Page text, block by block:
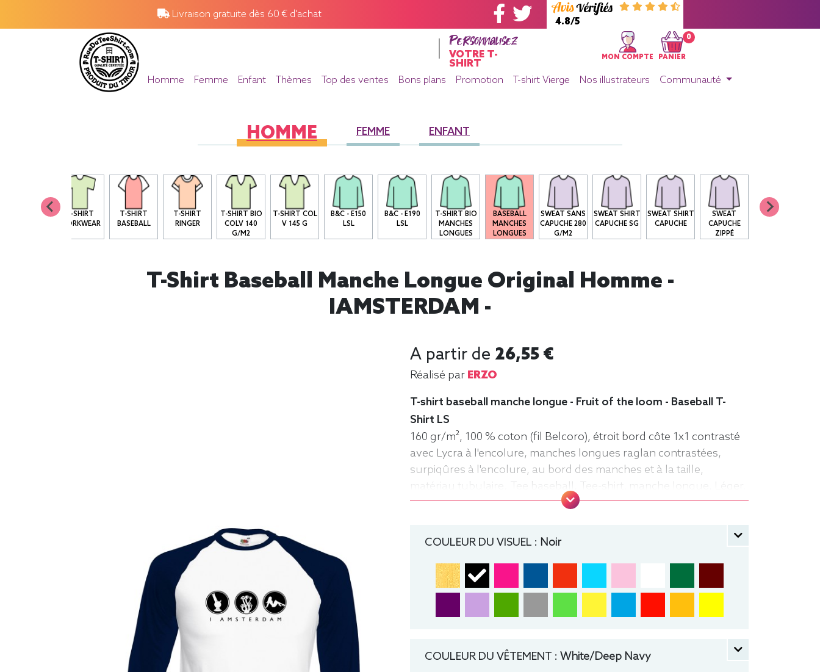
Livraison gratuite dès 60 € d'achat
4.8/5
Personnalisez
VOTRE T-
SHIRT
MON COMPTE
0
PANIER
Homme Femme Enfant Thèmes Top des ventes Bons plans Promotion T-shirt Vierge Nos illustrateurs Communauté
HOMME FEMME ENFANT
T SHIRT BIO
T-SHIRT
WORKWEAR
T-SHIRT
BASEBALL
T-SHIRT
RINGER
T-SHIRT BIO
COLV 140
G/M2
T-SHIRT COL
V 145 G
B&C - E150
LSL
B&C - E190
LSL
T-SHIRT BIO
MANCHES
LONGUES
BASEBALL
MANCHES
LONGUES
SWEAT SANS
CAPUCHE 280
G/M2
SWEAT SHIRT
CAPUCHE SG
SWEAT SHIRT
CAPUCHE
SWEAT
CAPUCHE
ZIPPÉ
T-Shirt Baseball Manche Longue Original Homme -
IAMSTERDAM -
A partir de 26,55 €
Réalisé par ERZO
T-shirt baseball manche longue - Fruit of the loom - Baseball T-
Shirt LS
160 gr/m², 100 % coton (fil Belcoro), étroit bord côte 1x1 contrasté
avec Lycra à l'encolure, manches longues raglan contrastées,
surpiqûres à l'encolure, au bord des manches et à la taille,
matériau tubulaire. Tee baseball, Tee-shirt, manche longue, Léger,
Homme, Fruit of the loom
COULEUR DU VISUEL : Noir
COULEUR DU VÊTEMENT : White/Deep Navy